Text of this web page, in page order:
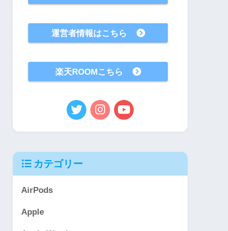
運営者情報はこちら
楽天ROOMこちら
カテゴリー
AirPods
Apple